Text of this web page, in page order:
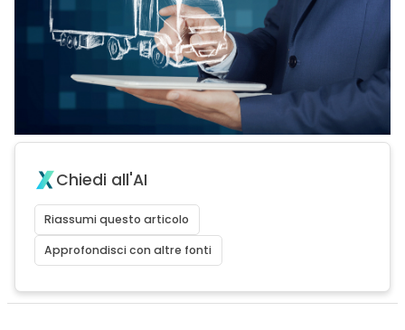
Chiedi all'AI
Riassumi questo articolo
Approfondisci con altre fonti